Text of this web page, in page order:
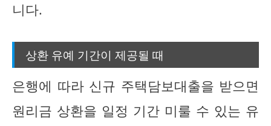
니다.
상환 유예 기간이 제공될 때
은행에 따라 신규 주택담보대출을 받으면
원리금 상환을 일정 기간 미룰 수 있는 유